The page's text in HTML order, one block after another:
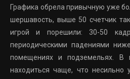
Графика обрела привычную уже
шершавость, выше 50 счетчик
игрой и порешили: 30-50
периодическими падениями
помещениях и подземельях. В
находиться чаще, что несильно